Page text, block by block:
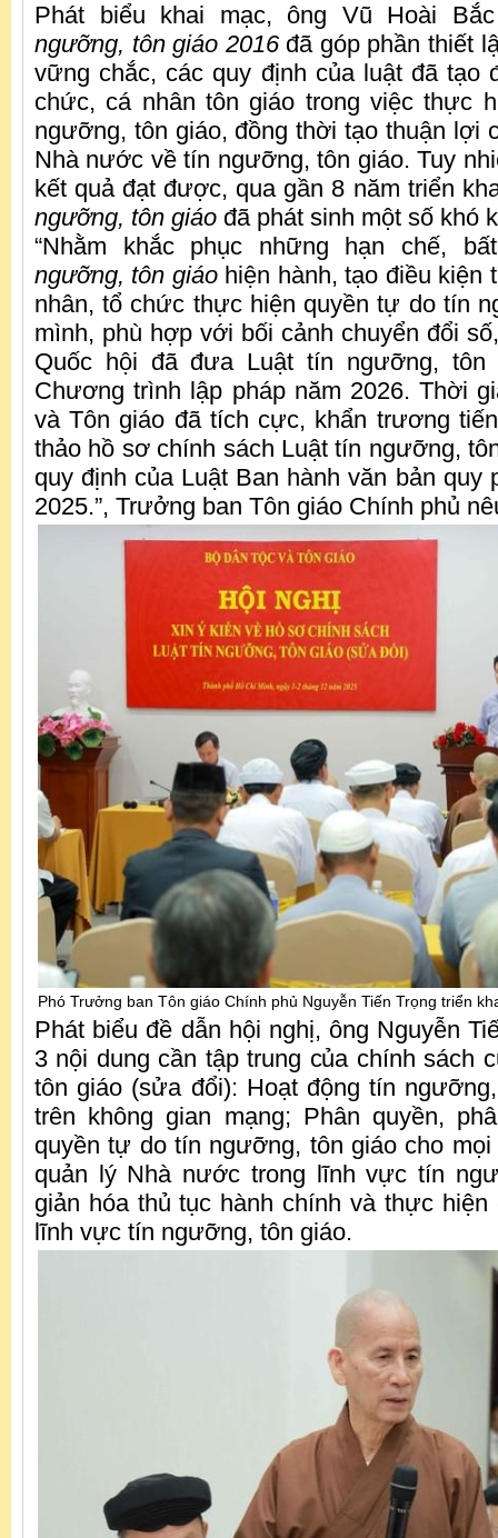
Phát biểu khai mạc, ông Vũ Hoài
ngưỡng, tôn giáo 2016đã góp phần thiết
vững chắc, các quy định của luật đã tạo
chức, cá nhân tôn giáo trong việc thực
ngưỡng, tôn giáo, đồng thời tạo thuận lợi
Nhà nước về tín ngưỡng, tôn giáo. Tuy
kết quả đạt được, qua gần 8 năm triển
ngưỡng, tôn giáo đã phát sinh một số khó
“Nhằm khắc phục những hạn chế,
ngưỡng, tôn giáo hiện hành, tạo điều kiện
nhân, tổ chức thực hiện quyền tự do tín
mình, phù hợp với bối cảnh chuyển đổi
Quốc hội đã đưa Luật tín ngưỡng, tôn
Chương trình lập pháp năm 2026. Thời
và Tôn giáo đã tích cực, khẩn trương
thảo hồ sơ chính sách Luật tín ngưỡng,
quy định của Luật Ban hành văn bản quy
2025.”, Trưởng ban Tôn giáo Chính phủ
Phó Trưởng ban Tôn giáo Chính phủ Nguyễn Tiến Trọng triển
Phát biểu đề dẫn hội nghị, ông Nguyễn
3 nội dung cần tập trung của chính sách
tôn giáo (sửa đổi): Hoạt động tín
trên không gian mạng; Phân quyền,
quyền tự do tín ngưỡng, tôn giáo cho
quản lý Nhà nước trong lĩnh vực tín
giản hóa thủ tục hành chính và thực hiện
lĩnh vực tín ngưỡng, tôn giáo.